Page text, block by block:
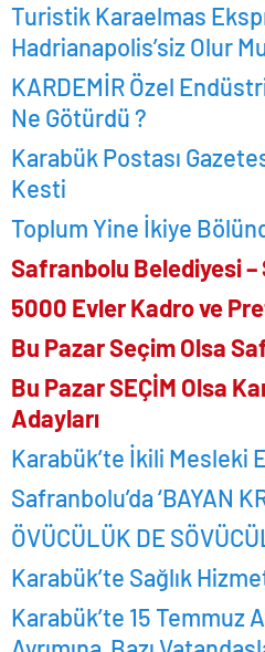
Turistik Karaelmas
Hadrianapolis’siz Olur
KARDEMİR Özel
Ne Götürdü ?
Karabük Postası
Kesti
Toplum Yine İkiye
Safranbolu Belediyesi –
5000 Evler Kadro ve
Bu Pazar Seçim Olsa
Bu Pazar SEÇİM Olsa
Adayları
Karabük’te İkili Mesleki
Safranbolu’da ‘BAYAN
ÖVÜCÜLÜK DE
Karabük’te Sağlık
Karabük’te 15 Temmuz